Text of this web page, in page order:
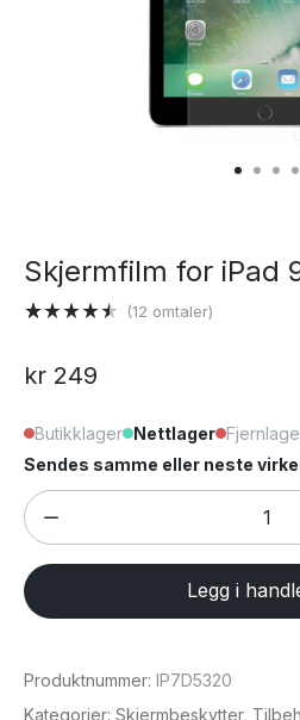
Skjermfilm for iPad
basert på
(12 omtaler)
kr 249
Butikklager Nettlager
Sendes samme eller neste
Skjermfilm
for
iPad
9,7"
antall
Legg i
Produktnummer: IP7D5320
Kategorier: Skjermbeskytter,